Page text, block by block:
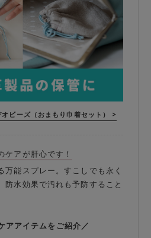
オビーズ（おまもり巾着セット） >
アが肝心です！
万能スプレー。すこしでも永く
防水効果で汚れも予防すること
アアイテムをご紹介／